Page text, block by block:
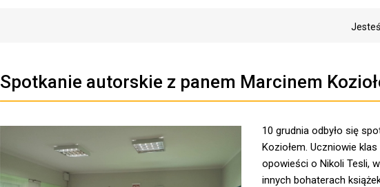
Spotkanie autorskie z panem Marcinem
10 grudnia odbyło się
Koziołem. Uczniowie
opowieści o Nikoli Tesli,
innych bohaterach